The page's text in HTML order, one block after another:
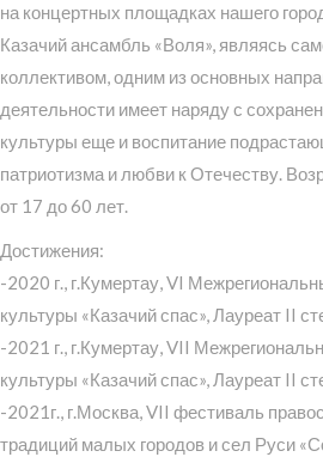
на концертных площадках нашего
Казачий ансамбль «Воля», являясь
коллективом, одним из основных
деятельности имеет наряду с
культуры еще и воспитание
патриотизма и любви к Отечеству.
от 17 до 60 лет.
Достижения:
-2020 г., г.Кумертау, VI
культуры «Казачий спас», Лауреат II
-2021 г., г.Кумертау, VII
культуры «Казачий спас», Лауреат II
-2021г., г.Москва, VII фестиваль
традиций малых городов и сел Руси